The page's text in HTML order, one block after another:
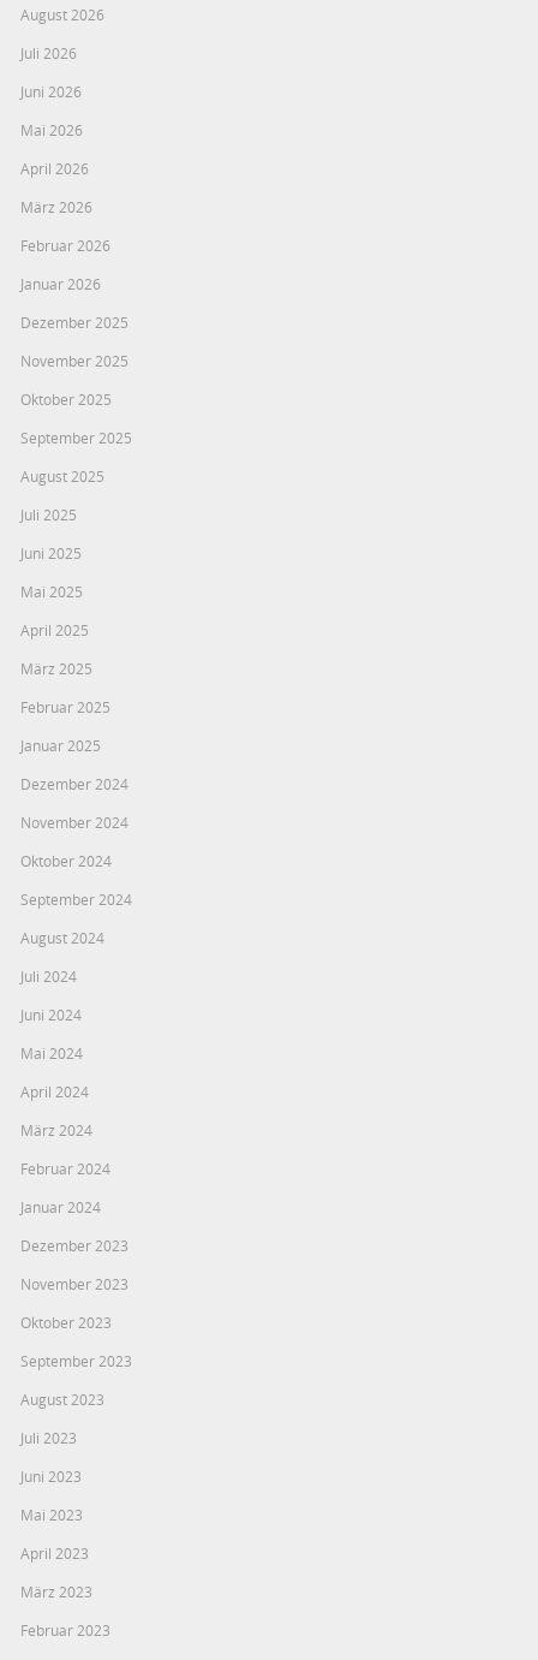
August 2026
Juli 2026
Juni 2026
Mai 2026
April 2026
März 2026
Februar 2026
Januar 2026
Dezember 2025
November 2025
Oktober 2025
September 2025
August 2025
Juli 2025
Juni 2025
Mai 2025
April 2025
März 2025
Februar 2025
Januar 2025
Dezember 2024
November 2024
Oktober 2024
September 2024
August 2024
Juli 2024
Juni 2024
Mai 2024
April 2024
März 2024
Februar 2024
Januar 2024
Dezember 2023
November 2023
Oktober 2023
September 2023
August 2023
Juli 2023
Juni 2023
Mai 2023
April 2023
März 2023
Februar 2023